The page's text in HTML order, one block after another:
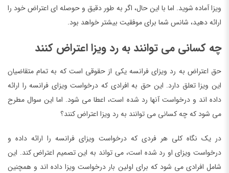
ویزا آماده شوید. اما با این حال، اگر به طور دقیق و حوصله ای اعتراض خود را
ارائه دهید، شانس شما برای موفقیت بیشتر خواهد بود.
چه کسانی می توانند به رد ویزا اعتراض کنند
حق اعتراض به رد ویزای فرانسه یکی از حقوقی است که به تمام متقاضیان
این ویزا تعلق دارد. این حق به افرادی که درخواست ویزای فرانسه را ارائه
داده اند و درخواست آنها رد شده است، اعطا می شود. اما این سوال مطرح
می شود که چه کسانی می توانند به رد ویزا اعتراض کنند؟
در یک نگاه کلی هر فردی که درخواست ویزای فرانسه را ارائه داده و
درخواست ویزای او رد شده است، می تواند به این تصمیم اعتراض کند. این
شامل افرادی می شود که برای اولین بار درخواست ویزا داده اند و همچنین